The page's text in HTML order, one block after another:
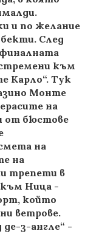
и по желание
След
към
Карло“. Тук
Монте
на
от бюстове
на
на
трепети в
Ница -
който
ветрове.
з-англе“ -